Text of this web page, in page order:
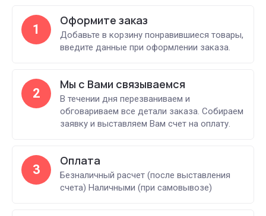
1
Оформите заказ
Добавьте в корзину понравившиеся товары,
введите данные при оформлении заказа.
2
Мы с Вами связываемся
В течении дня перезваниваем и
обговариваем все детали заказа. Собираем
заявку и выставляем Вам счет на оплату.
3
Оплата
Безналичный расчет (после выставления
счета) Наличными (при самовывозе)